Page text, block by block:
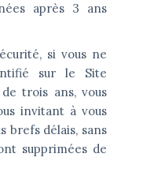
après 3 ans
si vous ne
sur le Site
trois ans, vous
invitant à vous
brefs délais, sans
supprimées de